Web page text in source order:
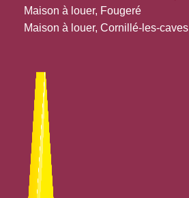
Maison à louer, Fougeré
Maison à louer, Cornillé-les-caves